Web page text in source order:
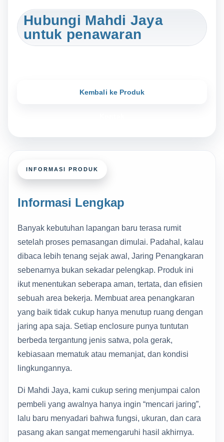
Hubungi Mahdi Jaya
untuk penawaran
Kembali ke Produk
INFORMASI PRODUK
Informasi Lengkap
Banyak kebutuhan lapangan baru terasa rumit
setelah proses pemasangan dimulai. Padahal, kalau
dibaca lebih tenang sejak awal, Jaring Penangkaran
sebenarnya bukan sekadar pelengkap. Produk ini
ikut menentukan seberapa aman, tertata, dan efisien
sebuah area bekerja. Membuat area penangkaran
yang baik tidak cukup hanya menutup ruang dengan
jaring apa saja. Setiap enclosure punya tuntutan
berbeda tergantung jenis satwa, pola gerak,
kebiasaan mematuk atau memanjat, dan kondisi
lingkungannya.
Di Mahdi Jaya, kami cukup sering menjumpai calon
pembeli yang awalnya hanya ingin “mencari jaring”,
lalu baru menyadari bahwa fungsi, ukuran, dan cara
pasang akan sangat memengaruhi hasil akhirnya.